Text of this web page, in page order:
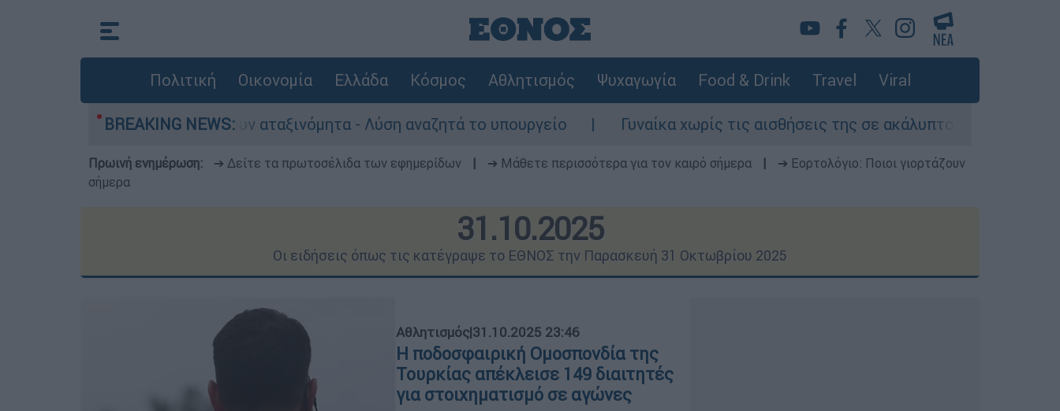
Πολιτική Οικονομία Ελλάδα Κόσμος Αθλητισμός Ψυχαγωγία Food & Drink Travel Viral
BREAKING NEWS:
παραμένουν αταξινόμητα - Λύση αναζητά το υπουργείο Γυναίκα χωρίς τις αισθήσεις της σε ακάλυπτο πολυκατοικίας στη
Πρωινή ενημέρωση: ➔ Δείτε τα πρωτοσέλιδα των εφημερίδων ➔ Μάθετε περισσότερα για τον καιρό σήμερα
➔ Εορτολόγιο: Ποιοι γιορτάζουν
σήμερα
31.10.2025
Οι ειδήσεις όπως τις κατέγραψε το ΕΘΝΟΣ την Παρασκευή 31 Οκτωβρίου 2025
Αθλητισμός|31.10.2025 23:46
Η ποδοσφαιρική Ομοσπονδία της
Τουρκίας απέκλεισε 149 διαιτητές
για στοιχηματισμό σε αγώνες